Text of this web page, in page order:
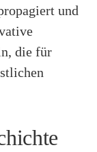
und
die für